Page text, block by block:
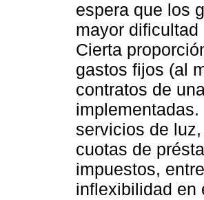
espera que los
mayor
Cierta
gastos fijos (al
contratos de
servicios de
cuotas de
impuestos,
inflexibilidad en